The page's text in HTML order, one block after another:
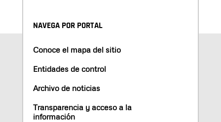
NAVEGA POR PORTAL
Conoce el mapa del sitio
Entidades de control
Archivo de noticias
Transparencia y acceso a la
información